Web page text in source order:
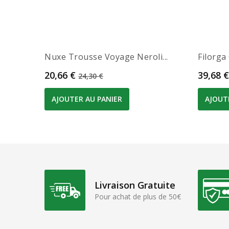
Nuxe Trousse Voyage Neroli...
Prix
20,66 € Prix de base
24,30 €
AJOUTER AU PANIER
Filorga
Prix
39,68 €
Livraison Gratuite
Pour achat de plus de 50€